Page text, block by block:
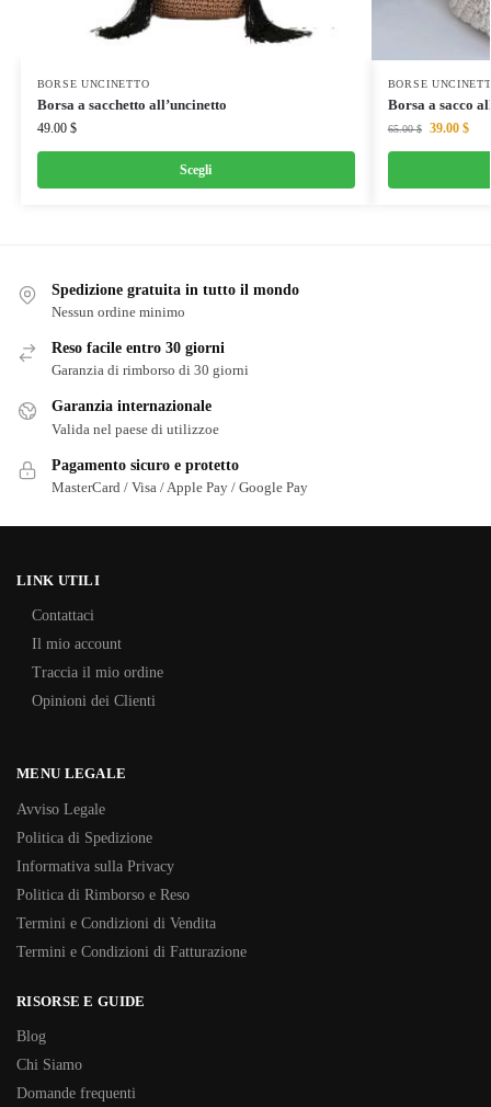
BORSE UNCINETTO
Borsa a sacchetto all’uncinetto
49.00 $
Scegli
BORSE
Borsa a sacco
65.00$ 39.00 $
Spedizione gratuita in tutto il mondo
Nessun ordine minimo
Reso facile entro 30 giorni
Garanzia di rimborso di 30 giorni
Garanzia internazionale
Valida nel paese di utilizzoe
Pagamento sicuro e protetto
MasterCard / Visa / Apple Pay / Google Pay
LINK UTILI
Contattaci
Il mio account
Traccia il mio ordine
Opinioni dei Clienti
MENU LEGALE
Avviso Legale
Politica di Spedizione
Informativa sulla Privacy
Politica di Rimborso e Reso
Termini e Condizioni di Vendita
Termini e Condizioni di Fatturazione
RISORSE E GUIDE
Blog
Chi Siamo
Domande frequenti